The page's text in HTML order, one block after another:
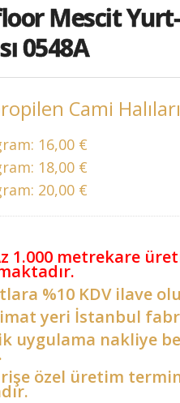
Mescit Yurt-
0548A
Cami
16,00 €
18,00 €
20,00 €
1.000 metrekare
%10 KDV ilave
yeri İstanbul
uygulama nakliye
özel üretim